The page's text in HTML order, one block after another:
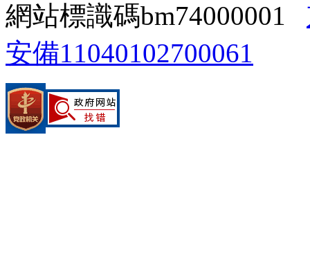
網站標識碼bm74000001
安備11040102700061